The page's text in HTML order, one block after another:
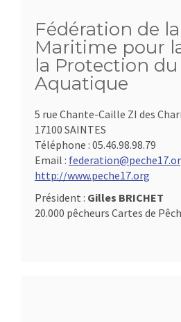
Fédération de
Maritime pour
la Protection
Aquatique
5 rue Chante-Caille ZI des
17100 SAINTES
Téléphone : 05.46.98.98.79
Email :
http://www.peche17.org
Président : Gilles BRICHET
20.000 pêcheurs Cartes de